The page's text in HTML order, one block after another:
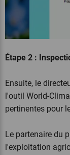
Étape 2 :
Ensuite, le
l'outil World-
pertinentes pour
Le partenaire du
l'exploitation